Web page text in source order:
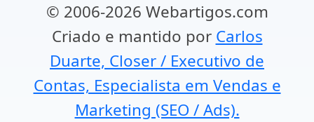
© 2006-2026 Webartigos.com
Criado e mantido por Carlos
Duarte, Closer / Executivo de
Contas, Especialista em Vendas e
Marketing (SEO / Ads).